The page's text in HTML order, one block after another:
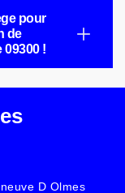
pour
de
09300 !
D Olmes